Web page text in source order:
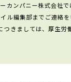
ンパニー株式会社
編集部までご連絡を
きましては、厚生労